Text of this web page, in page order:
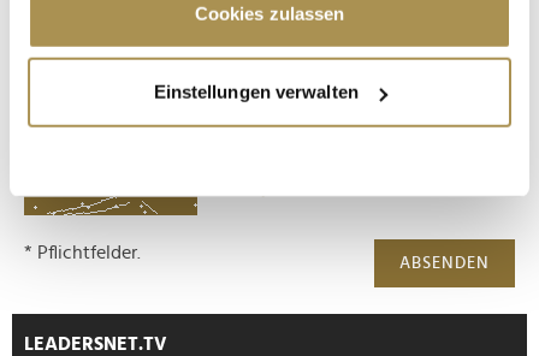
Trigger Symbol ändern oder widerrufen
Informationen über Ihre geografische Lage
erfassen, welche bis auf einige Meter genau sein
bestimmten Merkmalen (Fingerprinting) identifizieren
Erfahren Sie mehr darüber, wie Ihre persönlichen Daten
Abschnitt Einzelheitenfest.
Cookies zulassen
Einstellungen verwalten
Sicherheitscode bestätigen:*
ABSENDEN
* Pflichtfelder.
LEADERSNET.TV